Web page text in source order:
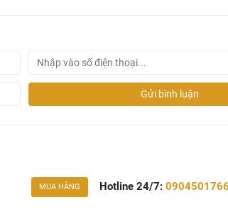
Gửi bình luận
MUA HÀNG Hotline 24/7:0904501766